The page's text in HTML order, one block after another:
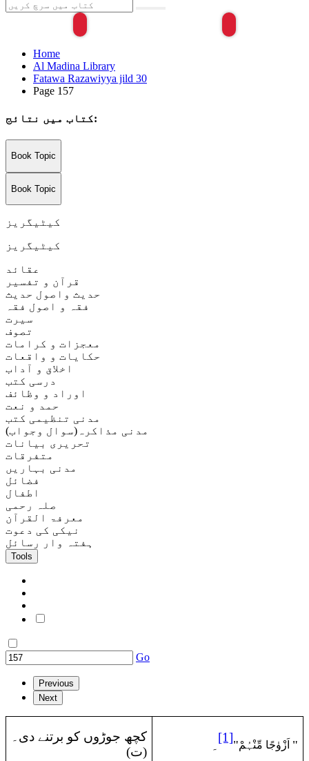
Home
Al Madina Library
Fatawa Razawiyya jild 30
Page 157
کتاب میں نتائج:
Book Topic
Book Topic
کیٹیگریز
کیٹیگریز
عقائد
قرآن و تفسیر
حدیث واصول حدیث
فقہ و اصول فقہ
سیرت
تصوف
معجزات و کرامات
حکایات و واقعات
اخلاق و آداب
درسی کتب
اوراد و وظائف
حمد و نعت
مدنی تنظیمی کتب
مدنی مذاکرہ(سوال وجواب)
تحریری بیانات
متفرقات
مدنی بہاریں
فضائل
اطفال
صلہ رحمی
معرفۃ القرآن
نیکی کی دعوت
ہفتہ وار رسائل
Tools
Go
Previous
Next
" اَزْوٰجًا مِّنْہُمْ"
[1]
۔
کچھ جوڑوں کو برتنے دی۔
(ت)